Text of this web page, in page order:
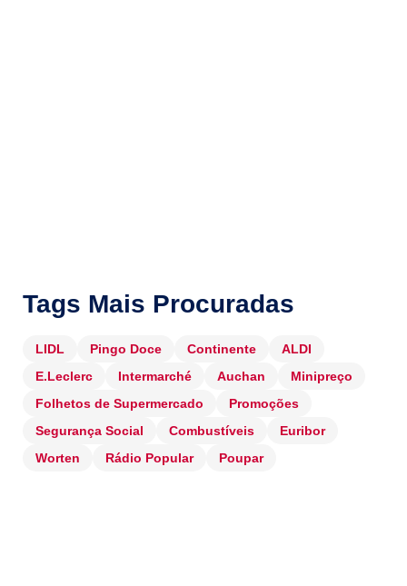
Tags Mais Procuradas
LIDL Pingo Doce Continente
ALDI
E.Leclerc
Intermarché Auchan
Minipreço
Folhetos de Supermercado
Promoções
Segurança Social
Combustíveis
Euribor
Worten
Rádio Popular Poupar